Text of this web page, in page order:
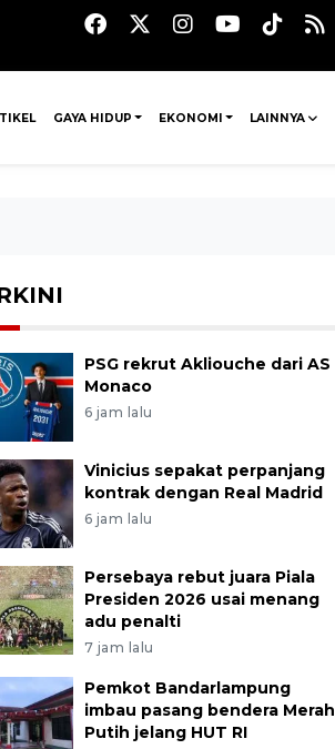
GAYA HIDUP EKONOMI LAINNYA
PSG rekrut Akliouche dari AS
Monaco
6 jam lalu
Vinicius sepakat perpanjang
kontrak dengan Real Madrid
6 jam lalu
Persebaya rebut juara Piala
Presiden 2026 usai menang
adu penalti
7 jam lalu
Pemkot Bandarlampung
imbau pasang bendera Merah
Putih jelang HUT RI